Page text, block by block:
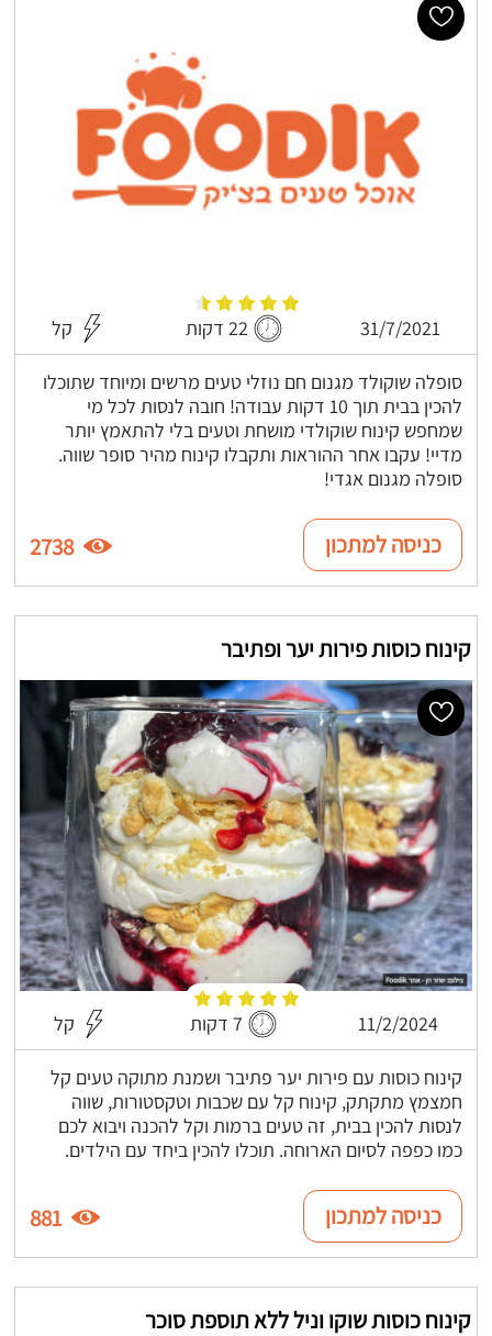
31/7/2021 22 דקות קל
סופלה שוקולד מגנום חם נוזלי טעים מרשים ומיוחד שתוכלו
להכין בבית תוך 10 דקות עבודה! חובה לנסות לכל מי
שמחפש קינוח שוקולדי מושחת וטעים בלי להתאמץ יותר
מדיי! עקבו אחר ההוראות ותקבלו קינוח מהיר סופר שווה.
סופלה מגנום אגדי!
כניסה למתכון 2738
קינוח כוסות פירות יער ופתיבר
11/2/2024 7 דקות קל
קינוח כוסות עם פירות יער פתיבר ושמנת מתוקה טעים קל
חמצמץ מתקתק, קינוח קל עם שכבות וטקסטורות, שווה
לנסות להכין בבית, זה טעים ברמות וקל להכנה ויבוא לכם
כמו כפפה לסיום הארוחה. תוכלו להכין ביחד עם הילדים.
כניסה למתכון 881
קינוח כוסות שוקו וניל ללא תוספת סוכר